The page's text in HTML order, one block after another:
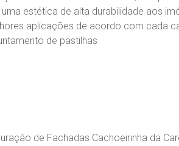
estética de alta durabilidade aos
aplicações de acordo com cada
de pastilhas
de Fachadas Cachoeirinha da